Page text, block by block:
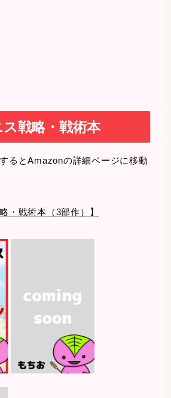
戦略・戦術本
るとAmazonの詳細ページに移動
・戦術本（3部作）】